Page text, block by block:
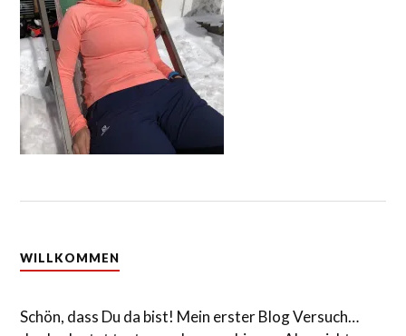
WILLKOMMEN
Schön, dass Du da bist! Mein erster Blog Versuch…